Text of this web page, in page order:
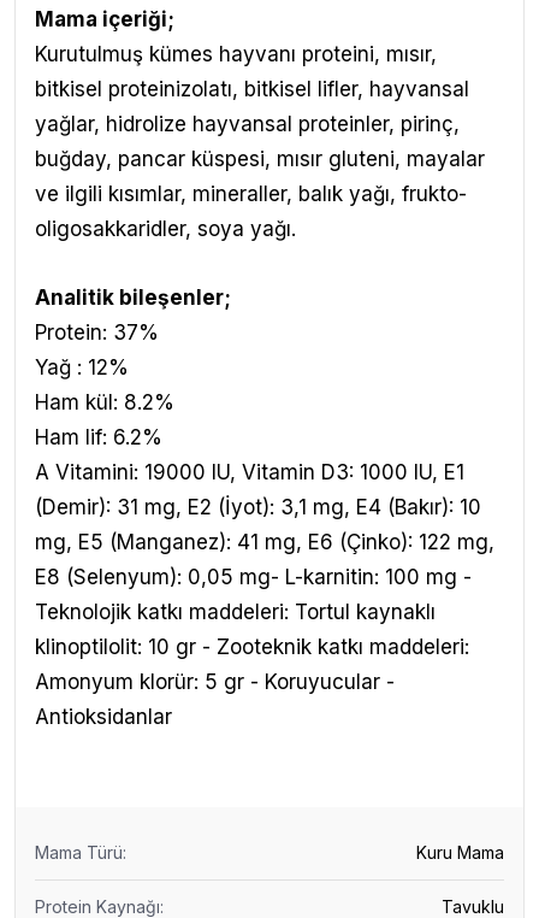
Mama içeriği;
Kurutulmuş kümes hayvanı proteini, mısır,
bitkisel proteinizolatı, bitkisel lifler, hayvansal
yağlar, hidrolize hayvansal proteinler, pirinç,
buğday, pancar küspesi, mısır gluteni, mayalar
ve ilgili kısımlar, mineraller, balık yağı, frukto-
oligosakkaridler, soya yağı.
Analitik bileşenler;
Protein: 37%
Yağ : 12%
Ham kül: 8.2%
Ham lif: 6.2%
A Vitamini: 19000 IU, Vitamin D3: 1000 IU, E1
(Demir): 31 mg, E2 (İyot): 3,1 mg, E4 (Bakır): 10
mg, E5 (Manganez): 41 mg, E6 (Çinko): 122 mg,
E8 (Selenyum): 0,05 mg- L-karnitin: 100 mg -
Teknolojik katkı maddeleri: Tortul kaynaklı
klinoptilolit: 10 gr - Zooteknik katkı maddeleri:
Amonyum klorür: 5 gr - Koruyucular -
Antioksidanlar
Mama Türü: Kuru Mama
Protein Kaynağı: Tavuklu